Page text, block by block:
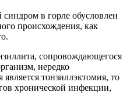
в горле обусловлен
происхождения, как
сопровождающегося
нередко
тонзиллэктомия, то
хронической инфекции,